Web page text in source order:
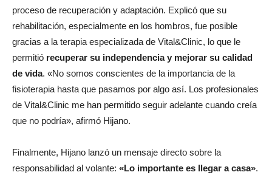
proceso de recuperación y adaptación. Explicó que su
rehabilitación, especialmente en los hombros, fue posible
gracias a la terapia especializada de Vital&Clinic, lo que le
permitió recuperar su independencia y mejorar su calidad
de vida. «No somos conscientes de la importancia de la
fisioterapia hasta que pasamos por algo así. Los profesionales
de Vital&Clinic me han permitido seguir adelante cuando creía
que no podría», afirmó Hijano.
Finalmente, Hijano lanzó un mensaje directo sobre la
responsabilidad al volante: «Lo importante es llegar a casa».